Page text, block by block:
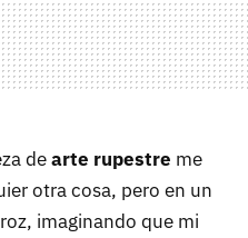
dearte rupestre me
otra cosa, pero en un
imaginando que mi